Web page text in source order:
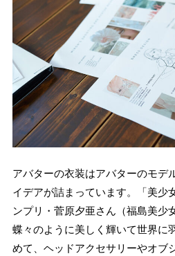
アバターの衣装はアバターのモデ
イデアが詰まっています。「美少
ンプリ・菅原夕亜さん（福島美少
蝶々のように美しく輝いて世界に
めて、ヘッドアクセサリーやオブ